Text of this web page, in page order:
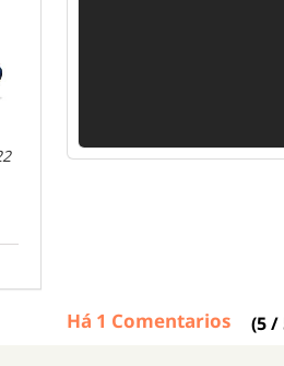
Há 1 Comentarios (5/